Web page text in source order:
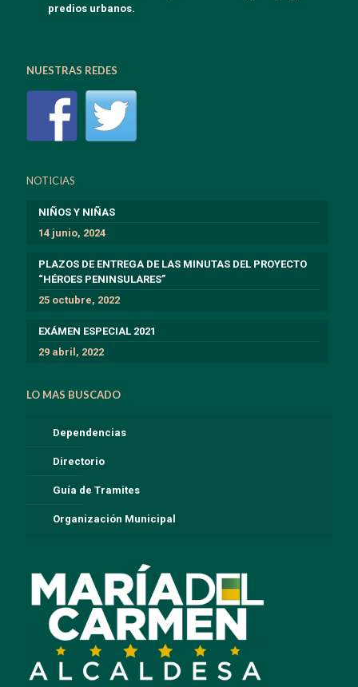
predios urbanos.
NUESTRAS REDES
NOTICIAS
NIÑOS Y NIÑAS
14 junio, 2024
PLAZOS DE ENTREGA DE LAS MINUTAS DEL PROYECTO
“HÉROES PENINSULARES”
25 octubre, 2022
EXÁMEN ESPECIAL 2021
29 abril, 2022
LO MAS BUSCADO
Dependencias
Directorio
Guía de Tramites
Organización Municipal